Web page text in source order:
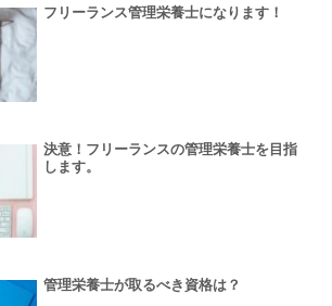
フリーランス管理栄養士になります！
決意！フリーランスの管理栄養士を目指
します。
管理栄養士が取るべき資格は？